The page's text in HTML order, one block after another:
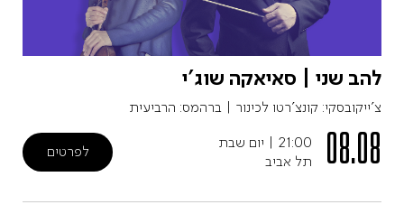
להב שני | סאיאקה שוג'י
צ'ייקובסקי: קונצ'רטו לכינור | ברהמס: הרביעית
08.08
21:00
| יום שבת
תל אביב
לפרטים